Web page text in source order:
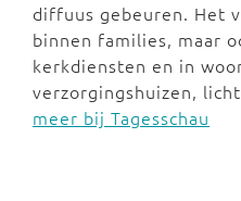
diffuus gebeuren. Het
binnen families, maar
kerkdiensten en in
verzorgingshuizen,
meer bij Tagesschau